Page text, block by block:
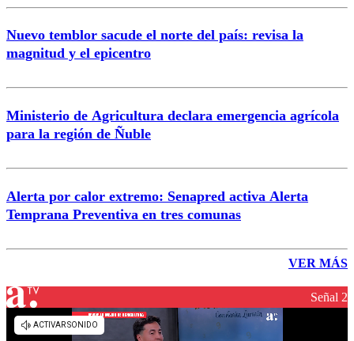
Nuevo temblor sacude el norte del país: revisa la
magnitud y el epicentro
Ministerio de Agricultura declara emergencia agrícola
para la región de Ñuble
Alerta por calor extremo: Senapred activa Alerta
Temprana Preventiva en tres comunas
VER MÁS
Señal 2